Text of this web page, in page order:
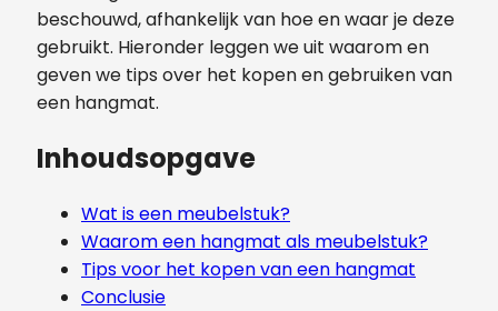
beschouwd, afhankelijk van hoe en waar je deze
gebruikt. Hieronder leggen we uit waarom en
geven we tips over het kopen en gebruiken van
een hangmat.
Inhoudsopgave
Wat is een meubelstuk?
Waarom een hangmat als meubelstuk?
Tips voor het kopen van een hangmat
Conclusie